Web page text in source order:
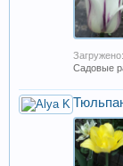
Загружено:
Садовые